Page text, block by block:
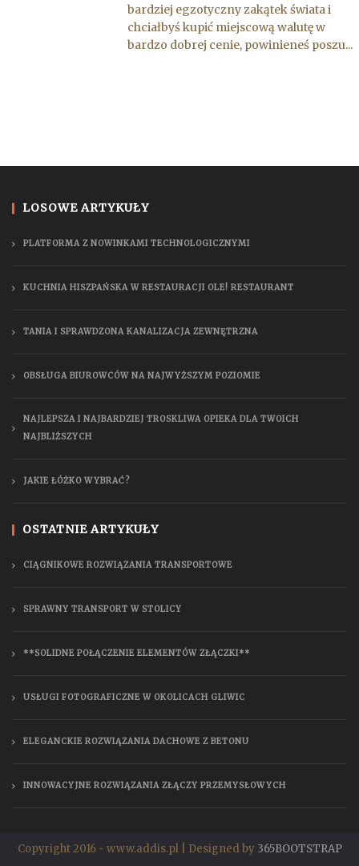
bardziej egzotyczny zakątek świata i
chciałbyś kupić miejscową walutę w
bardzo dobrej cenie, powinieneś poszu...
LOSOWE ARTYKUŁY
PLATFORMA Z NOWINKAMI TECHNOLOGICZNYMI
KUCHNIA HISZPAŃSKA W RESTAURACJI OLE! RESTAURANT
TANIA I SPRAWDZONA KANALIZACJA ZEWNĘTRZNA
OBSŁUGA BIUROWCÓW NA NAJWYŻSZYM POZIOMIE
NAJLEPSZA I NAJBARDZIEJ TROSKLIWA OPIEKA DLA TWOICH
NAJBLIŻSZYCH
JAKIE ŁÓŻKO WYBRAĆ?
OSTATNIE ARTYKUŁY
CIĄGNIKOWE ROZWIĄZANIA TRANSPORTOWE
SPRAWNY TRANSPORT W STOLICY
**SOLIDNE POŁĄCZENIE ELEMENTÓW ZŁĄCZKI**
USŁUGI FOTOGRAFICZNE W OKOLICACH GLIWIC
ELEGANCKIE ROZWIĄZANIA DACHOWE Z BETONU
INNOWACYJNE ROZWIĄZANIA ZŁĄCZY PRZEMYSŁOWYCH
Copyright 2016 - www.addis.pl | Designed by 365BOOTSTRAP